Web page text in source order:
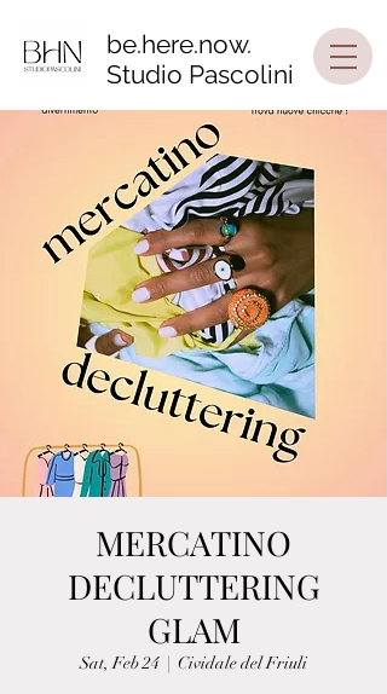
be.here.now.
Studio Pascolini
MERCATINO
DECLUTTERING
GLAM
Sat, Feb 24
  |
Cividale del Friuli